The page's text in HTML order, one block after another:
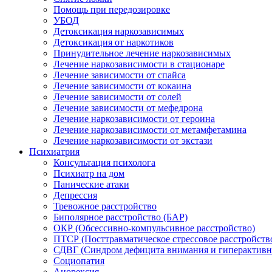
Помощь при передозировке
УБОД
Детоксикация наркозависимых
Детоксикация от наркотиков
Принудительное лечение наркозависимых
Лечение наркозависимости в стационаре
Лечение зависимости от спайса
Лечение зависимости от кокаина
Лечение зависимости от солей
Лечение зависимости от мефедрона
Лечение наркозависимости от героина
Лечение наркозависимости от метамфетамина
Лечение наркозависимости от экстази
Психиатрия
Консультация психолога
Психиатр на дом
Панические атаки
Депрессия
Тревожное расстройство
Биполярное расстройство (БАР)
ОКР (Обсессивно-компульсивное расстройство)
ПТСР (Посттравматическое стрессовое
СДВГ (Синдром дефицита внимания и
Социопатия